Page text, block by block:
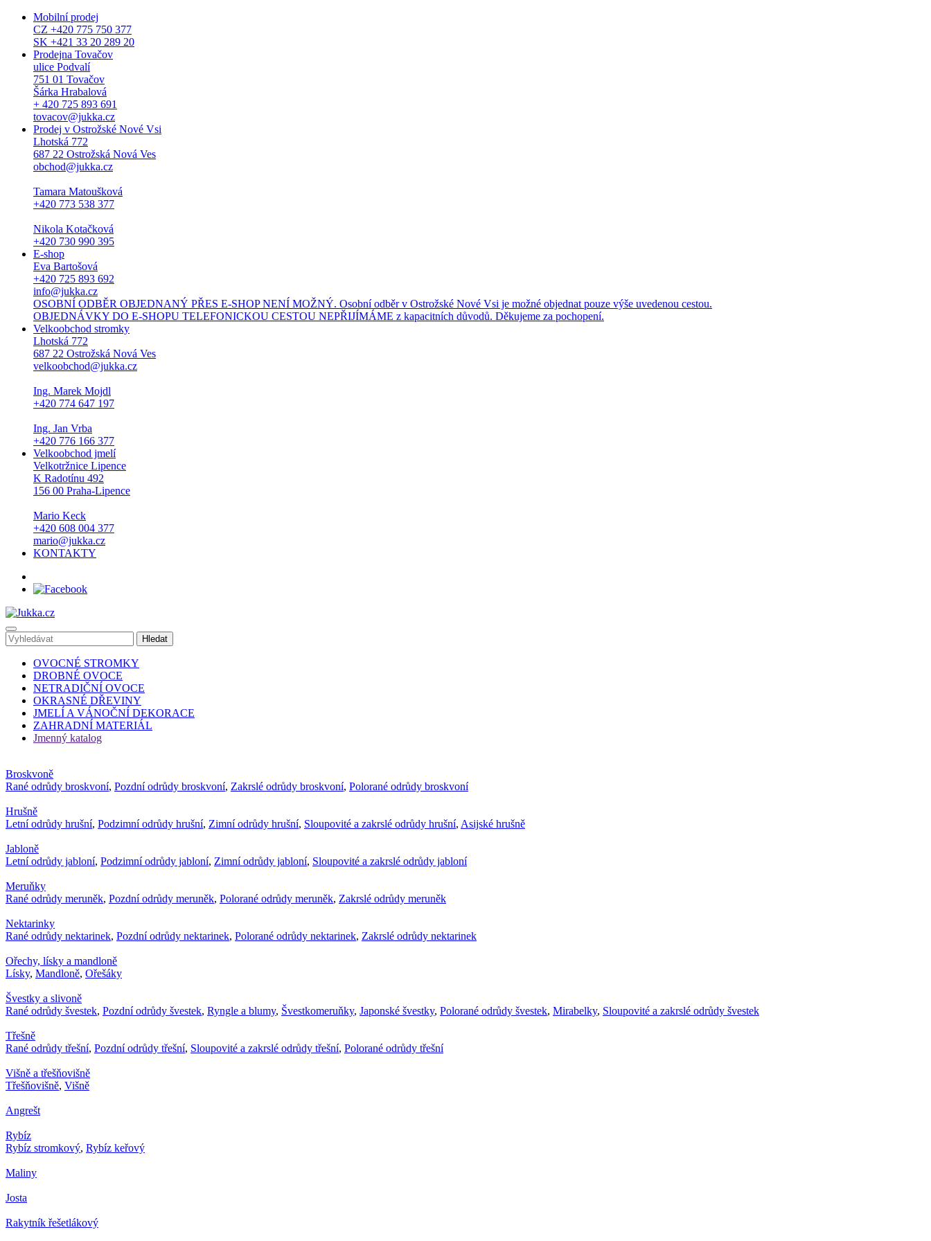
Mobilní prodej
CZ +420 775 750 377
SK +421 33 20 289 20
Prodejna Tovačov
ulice Podvalí
751 01 Tovačov
Šárka Hrabalová
+ 420 725 893 691
tovacov@jukka.cz
Prodej v Ostrožské Nové Vsi
Lhotská 772
687 22 Ostrožská Nová Ves
obchod@jukka.cz
Tamara Matoušková
+420 773 538 377
Nikola Kotačková
+420 730 990 395
E-shop
Eva Bartošová
+420 725 893 692
info@jukka.cz
OSOBNÍ ODBĚR OBJEDNANÝ PŘES E-SHOP NENÍ MOŽNÝ. Osobní odběr v Ostrožské Nové Vsi je možné objednat pouze výše uvedenou cestou.
OBJEDNÁVKY DO E-SHOPU TELEFONICKOU CESTOU NEPŘIJÍMÁME z kapacitních důvodů. Děkujeme za pochopení.
Velkoobchod stromky
Lhotská 772
687 22 Ostrožská Nová Ves
velkoobchod@jukka.cz
Ing. Marek Mojdl
+420 774 647 197
Ing. Jan Vrba
+420 776 166 377
Velkoobchod jmelí
Velkotržnice Lipence
K Radotínu 492
156 00 Praha-Lipence
Mario Keck
+420 608 004 377
mario@jukka.cz
KONTAKTY
OVOCNÉ STROMKY
DROBNÉ OVOCE
NETRADIČNÍ OVOCE
OKRASNÉ DŘEVINY
JMELÍ A VÁNOČNÍ DEKORACE
ZAHRADNÍ MATERIÁL
Jmenný katalog
Broskvoně
Rané odrůdy broskvoní, Pozdní odrůdy broskvoní, Zakrslé odrůdy broskvoní, Polorané odrůdy broskvoní
Hrušně
Letní odrůdy hrušní, Podzimní odrůdy hrušní, Zimní odrůdy hrušní, Sloupovité a zakrslé odrůdy hrušní, Asijské hrušně
Jabloně
Letní odrůdy jabloní, Podzimní odrůdy jabloní, Zimní odrůdy jabloní, Sloupovité a zakrslé odrůdy jabloní
Meruňky
Rané odrůdy meruněk, Pozdní odrůdy meruněk, Polorané odrůdy meruněk, Zakrslé odrůdy meruněk
Nektarinky
Rané odrůdy nektarinek, Pozdní odrůdy nektarinek, Polorané odrůdy nektarinek, Zakrslé odrůdy nektarinek
Ořechy, lísky a mandloně
Lísky, Mandloně, Ořešáky
Švestky a slivoně
Rané odrůdy švestek, Pozdní odrůdy švestek, Ryngle a blumy, Švestkomeruňky, Japonské švestky, Polorané odrůdy švestek, Mirabelky, Sloupovité a zakrslé odrůdy švestek
Třešně
Rané odrůdy třešní, Pozdní odrůdy třešní, Sloupovité a zakrslé odrůdy třešní, Polorané odrůdy třešní
Višně a třešňovišně
Třešňovišně, Višně
Angrešt
Rybíz
Rybíz stromkový, Rybíz keřový
Maliny
Josta
Rakytník řešetlákový